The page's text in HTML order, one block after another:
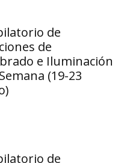
de
de
e Iluminación
(19-23
de